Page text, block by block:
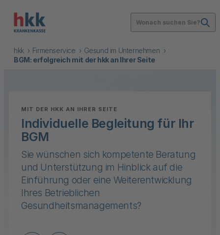
Wonach suchen Sie?
hkk Firmenservice
Gesund im Unternehmen
BGM: erfolgreich mit der hkk an Ihrer Seite
MIT DER HKK AN IHRER SEITE
Individuelle Begleitung für Ihr
BGM
Sie wünschen sich kompetente Beratung
und Unterstützung im Hinblick auf die
Einführung oder eine Weiterentwicklung
Ihres Betrieblichen
Gesundheitsmanagements?